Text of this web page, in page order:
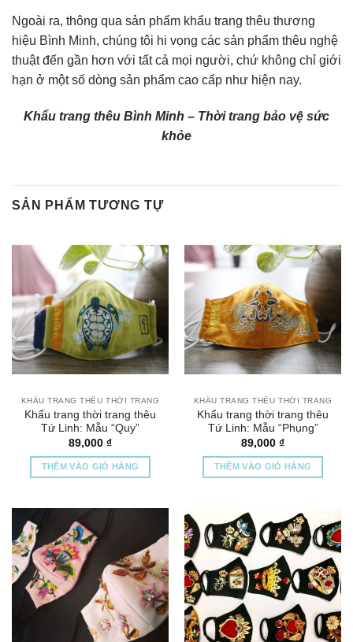
Ngoài ra, thông qua sản phẩm khẩu trang thêu thương
hiệu Bình Minh, chúng tôi hi vọng các sản phẩm thêu nghệ
thuật đến gần hơn với tất cả mọi người, chứ không chỉ giới
hạn ở một số dòng sản phẩm cao cấp như hiện nay.
Khẩu trang thêu Bình Minh – Thời trang bảo vệ sức
khỏe
SẢN PHẨM TƯƠNG TỰ
KHẨU TRANG THÊU THỜI TRANG
Khẩu trang thời trang thêu
Tứ Linh: Mẫu “Quy”
89,000 ₫
THÊM VÀO GIỎ HÀNG
KHẨU TRANG THÊU THỜI TRANG
Khẩu trang thời trang thêu
Tứ Linh: Mẫu “Phụng”
89,000 ₫
THÊM VÀO GIỎ HÀNG